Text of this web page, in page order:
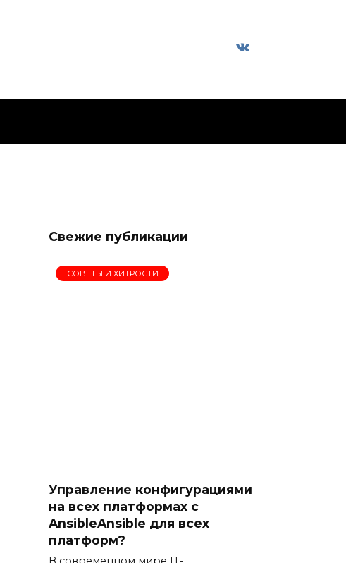
Свежие публикации
СОВЕТЫ И ХИТРОСТИ
Управление конфигурациями
на всех платформах с
AnsibleAnsible для всех
платформ?